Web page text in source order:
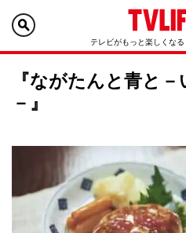
テレビがもっと楽しくな
『ながたんと青と
－』